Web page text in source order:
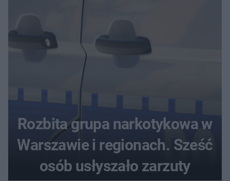
Rozbita grupa narkotykowa w
Warszawie i regionach. Sześć
osób usłyszało zarzuty